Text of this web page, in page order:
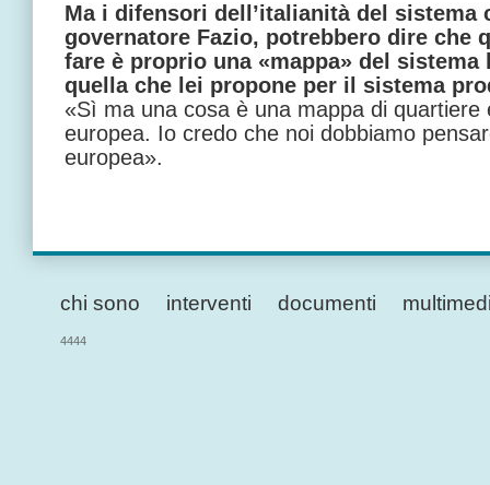
Ma i difensori dell’italianità del sistema
governatore Fazio, potrebbero dire che
fare è proprio una «mappa» del
quella che lei propone per il sistema
«Sì ma una cosa è una mappa di
europea. Io credo che noi dobbiamo
europea».
chi sono interventi documenti
4444